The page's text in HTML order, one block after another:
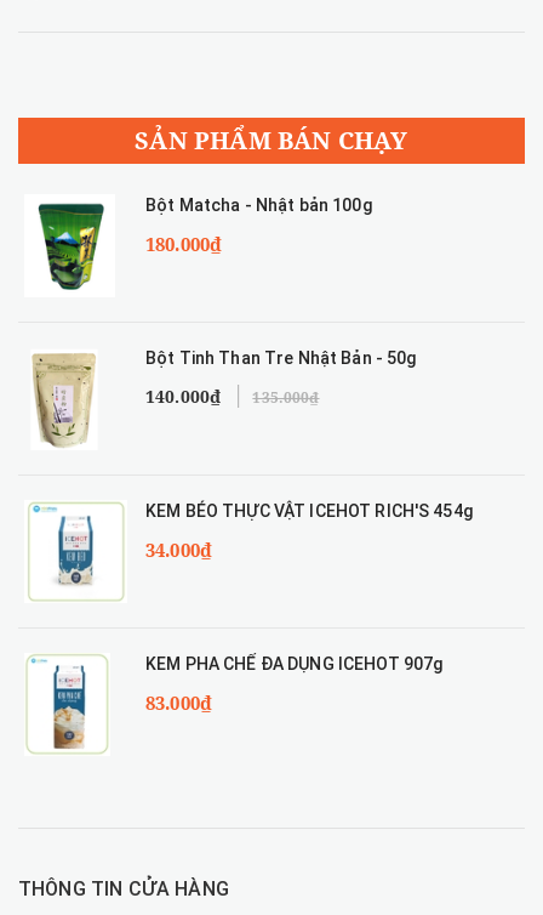
SẢN PHẨM BÁN CHẠY
Bột Matcha - Nhật bản 100g
180.000₫
Bột Tinh Than Tre Nhật Bản - 50g
140.000₫ 135.000₫
KEM BÉO THỰC VẬT ICEHOT RICH'S 454g
34.000₫
KEM PHA CHẾ ĐA DỤNG ICEHOT 907g
83.000₫
THÔNG TIN CỬA HÀNG